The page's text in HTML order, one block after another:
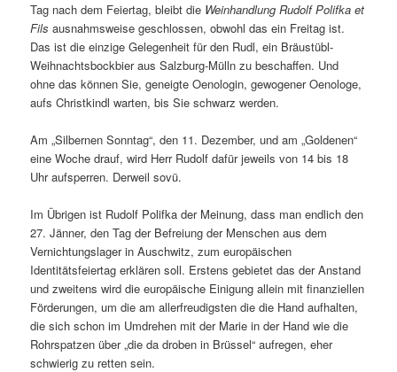
Tag nach dem Feiertag, bleibt die Weinhandlung Rudolf Polifka et
Fils ausnahmsweise geschlossen, obwohl das ein Freitag ist.
Das ist die einzige Gelegenheit für den Rudl, ein Bräustübl-
Weihnachtsbockbier aus Salzburg-Mülln zu beschaffen. Und
ohne das können Sie, geneigte Oenologin, gewogener Oenologe,
aufs Christkindl warten, bis Sie schwarz werden.
Am „Silbernen Sonntag“, den 11. Dezember, und am „Goldenen“
eine Woche drauf, wird Herr Rudolf dafür jeweils von 14 bis 18
Uhr aufsperren. Derweil sovü.
Im Übrigen ist Rudolf Polifka der Meinung, dass man endlich den
27. Jänner, den Tag der Befreiung der Menschen aus dem
Vernichtungslager in Auschwitz, zum europäischen
Identitätsfeiertag erklären soll. Erstens gebietet das der Anstand
und zweitens wird die europäische Einigung allein mit finanziellen
Förderungen, um die am allerfreudigsten die die Hand aufhalten,
die sich schon im Umdrehen mit der Marie in der Hand wie die
Rohrspatzen über „die da droben in Brüssel“ aufregen, eher
schwierig zu retten sein.